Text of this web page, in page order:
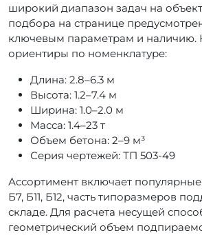
широкий диапазон задач на
подбора на странице
ключевым параметрам и наличию.
ориентиры по номенклатуре:
Длина: 2.8–6.3 м
Высота: 1.2–7.4 м
Ширина: 1.0–2.0 м
Масса: 1.4–23 т
Объем бетона: 2–9 м³
Серия чертежей: ТП 503-49
Ассортимент включает
Б7, Б11, Б12, часть типоразмеров
складе. Для расчета несущей
геометрический объем